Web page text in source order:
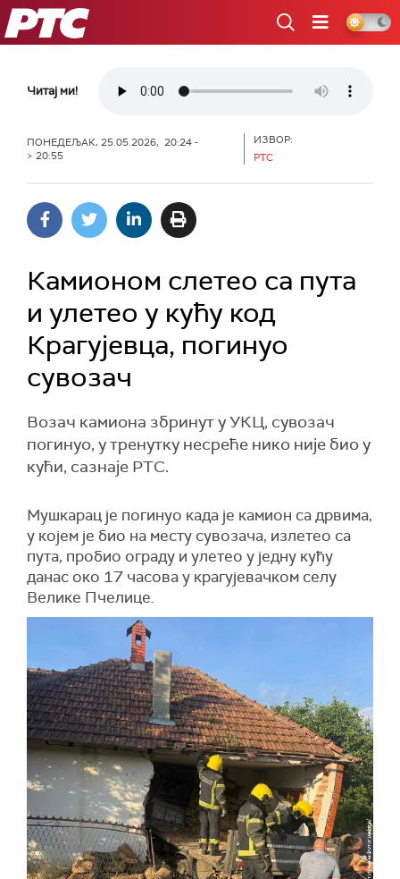
РТС
Читај ми!
ПОНЕДЕЉАК, 25.05.2026, 20:24 -
> 20:55
ИЗВОР:
РТС
Камионом слетео са пута
и улетео у кућу код
Крагујевца, погинуо
сувозач
Возач камиона збринут у УКЦ, сувозач
погинуо, у тренутку несреће нико није био у
кући, сазнаје РТС.
Мушкарац је погинуо када је камион са дрвима,
у којем је био на месту сувозача, излетео са
пута, пробио ограду и улетео у једну кућу
данас око 17 часова у крагујевачком селу
Велике Пчелице.